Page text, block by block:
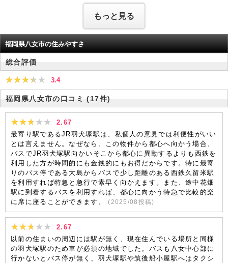
もっと見る
福岡県八女市の住みやすさ
総合評価
3.4
福岡県八女市の口コミ (17件)
2.67
最寄り駅であるJR羽犬塚駅は、私個人の意見では利便性がいい
とは言えません。なぜなら、この物件から都心へ向かう場合、
バスでJR羽犬塚駅向かいそこから都心に異動するよりも西鉄を
利用した方が時間的にも金銭的にもお得だからです。特に最寄
りのバス停である大島からバスで少し距離のある西鉄久留米駅
を利用すれば特急と急行で素早く向かえます。また、途中花畑
駅に到着するバスを利用すれば、都心に向かう特急で比較的楽
に席に座ることができます。
(2025/08 投稿)
2.67
以前の住まいの周辺には駅が無く、現在住んでいる場所と同様
の羽犬塚駅のため車が必須の地域でした。バスも八女中心部に
行かないとバス停が無く、羽犬塚駅や筑後船小屋駅へはタクシ